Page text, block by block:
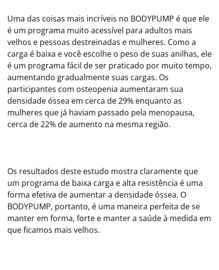
Uma das coisas mais incríveis no BODYPUMP é que ele
é um programa muito acessível para adultos mais
velhos e pessoas destreinadas e mulheres. Como a
carga é baixa e você escolhe o peso de suas anilhas, ele
é um programa fácil de ser praticado por muito tempo,
aumentando gradualmente suas cargas. Os
participantes com osteopenia aumentaram sua
densidade óssea em cerca de 29% enquanto as
mulheres que já haviam passado pela menopausa,
cerca de 22% de aumento na mesma região.
Os resultados deste estudo mostra claramente que
um programa de baixa carga e alta resistência é uma
forma efetiva de aumentar a densidade óssea. O
BODYPUMP, portanto, é uma maneira perfeita de se
manter em forma, forte e manter a saúde à medida em
que ficamos mais velhos.